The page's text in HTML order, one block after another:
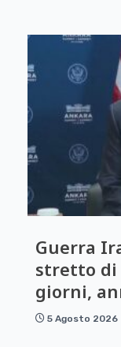
Guerra
stretto di
giorni,
5 Agosto 2026